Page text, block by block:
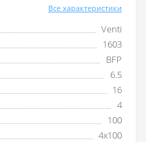
Все характеристики
Venti
1603
BFP
6.5
16
4
100
4x100